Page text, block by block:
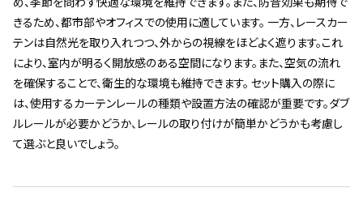
きるため、都市部やオフィスでの使用に適しています。 一方、レースカー
テンは自然光を取り入れつつ、外からの視線をほどよく遮ります。これ
により、室内が明るく開放感のある空間になります。また、空気の流れ
を確保することで、衛生的な環境も維持できます。 セット購入の際に
は、使用するカーテンレールの種類や設置方法の確認が重要です。ダブ
ルレールが必要かどうか、レールの取り付けが簡単かどうかも考慮し
て選ぶと良いでしょう。